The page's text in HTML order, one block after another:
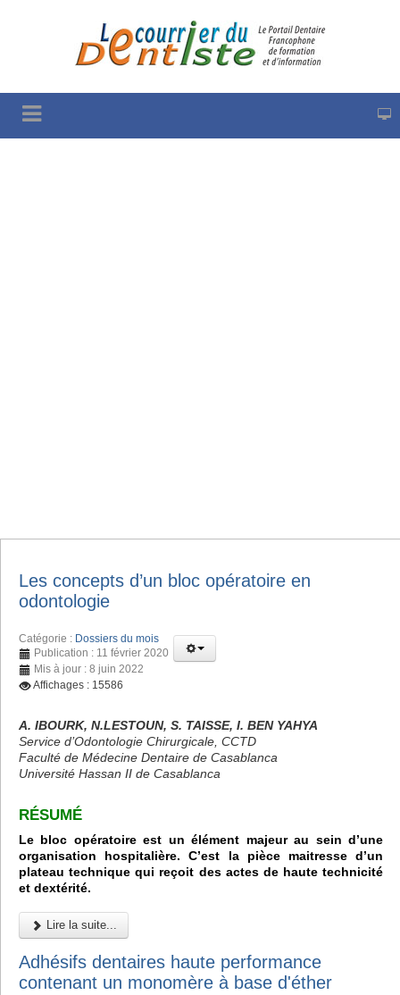
Les concepts d’un bloc opératoire en
odontologie
Catégorie : Dossiers du mois
Publication : 11 février 2020
Mis à jour : 8 juin 2022
Affichages : 15586
A. IBOURK, N.LESTOUN, S. TAISSE, I. BEN YAHYA
Service d’Odontologie Chirurgicale, CCTD
Faculté de Médecine Dentaire de Casablanca
Université Hassan II de Casablanca
RÉSUMÉ
Le bloc opératoire est un élément majeur au sein d’une
organisation hospitalière. C’est la pièce maitresse d’un
plateau technique qui reçoit des actes de haute technicité
et dextérité.
Lire la suite...
Adhésifs dentaires haute performance
contenant un monomère à base d'éther